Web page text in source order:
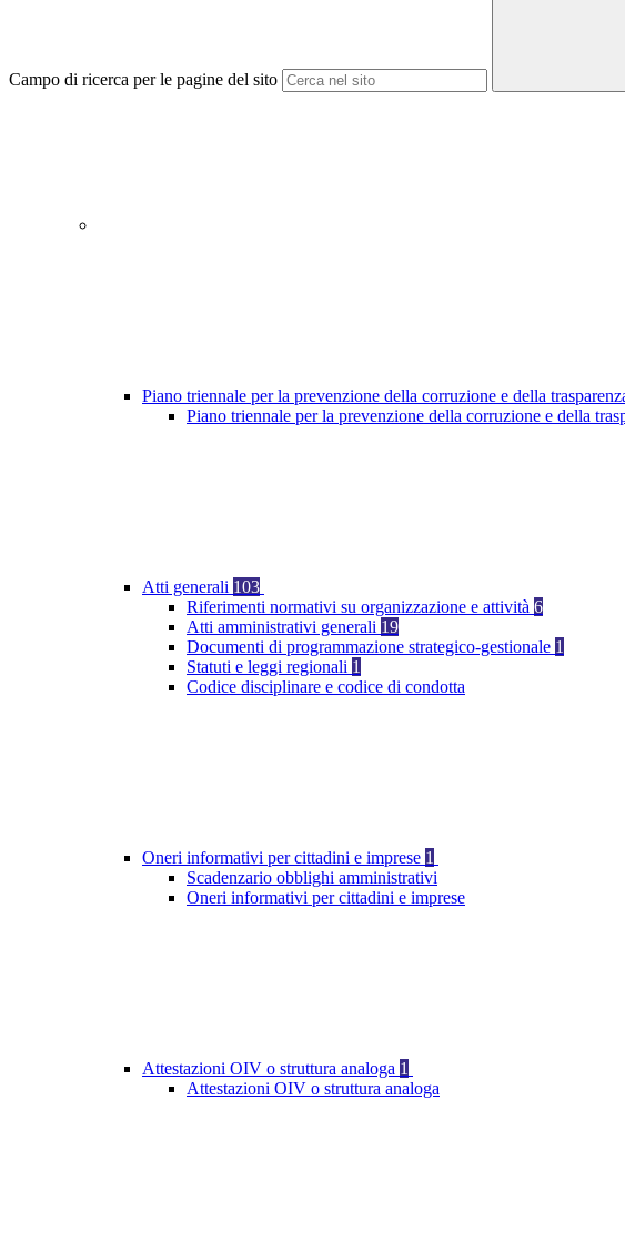
Campo di ricerca per le pagine del sito
Piano triennale per la prevenzione della corruzione e della
Piano triennale per la prevenzione della corruzione e della
Atti generali 103
Riferimenti normativi su organizzazione e attività 6
Atti amministrativi generali 19
Documenti di programmazione strategico-gestionale 1
Statuti e leggi regionali 1
Codice disciplinare e codice di condotta
Oneri informativi per cittadini e imprese 1
Scadenzario obblighi amministrativi
Oneri informativi per cittadini e imprese
Attestazioni OIV o struttura analoga 1
Attestazioni OIV o struttura analoga